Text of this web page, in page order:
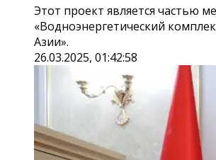
Этот проект является частью
«Водноэнергетический
Азии».
26.03.2025, 01:42:58